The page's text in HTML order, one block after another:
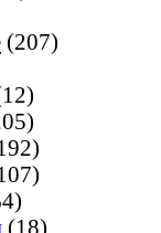
(207)
(18)